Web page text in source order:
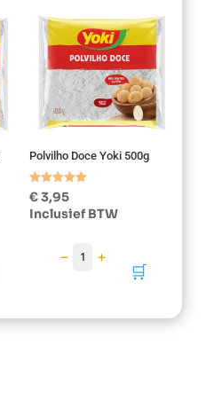
Polvilho Doce Yoki 500g
Gewaardeerd
5.00
uit 5
€3,95
Inclusief BTW
− 1 +
🛒